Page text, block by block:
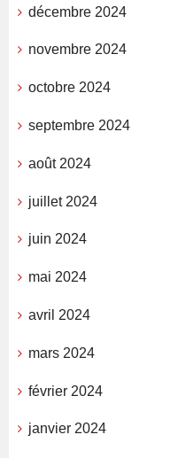
décembre 2024
novembre 2024
octobre 2024
septembre 2024
août 2024
juillet 2024
juin 2024
mai 2024
avril 2024
mars 2024
février 2024
janvier 2024